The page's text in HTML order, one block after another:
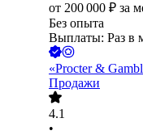
от 200 000 ₽ за
Без опыта
Выплаты: Раз в
«Procter &
Продажи
4.1
•